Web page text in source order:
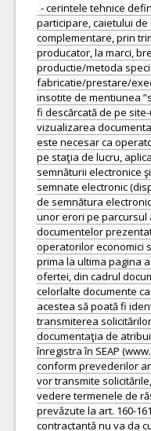
- cerintele tehnice
participare, caietului
complementare, prin
producator, la marci,
productie/metoda
fabricatie/prestare/
insotite de mentiunea
fi descărcată de pe
vizualizarea
este necesar ca
pe staţia de lucru,
semnăturii electronice
semnate electronic
de semnătura
unor erori pe parcursul
documentelor
operatorilor economici
prima la ultima pagina
ofertei, din cadrul
celorlalte documente
acestea să poată fi
transmiterea
documentaţia de
înregistra în SEAP
conform prevederilor
vor transmite
vedere termenele de
prevăzute la art. 160-
contractantă nu va da